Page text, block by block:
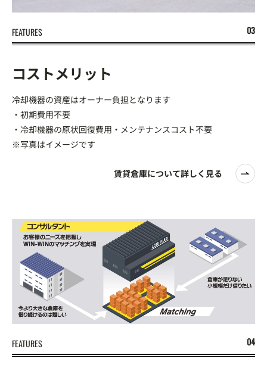
FEATURES
コストメリット
冷却機器の資産はオーナー負担となります
・初期費用不要
・冷却機器の原状回復費用・メンテナンスコスト不要
※写真はイメージです
賃貸倉庫について詳しく見る
FEATURES